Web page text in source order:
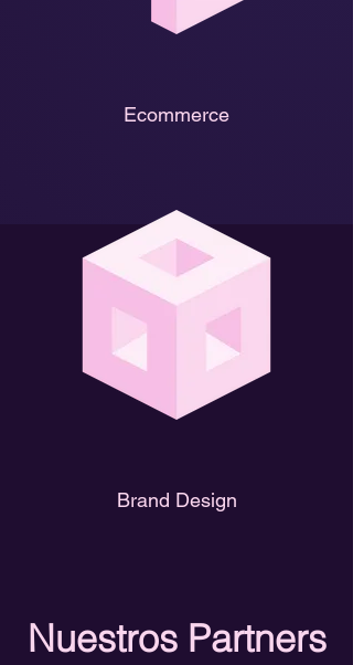
Ecommerce
Brand Design
Nuestros Partners